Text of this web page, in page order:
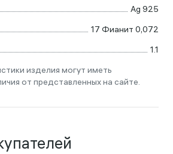
Ag 925
17 Фианит 0,072
1.1
изделия могут иметь
от представленных на сайте.